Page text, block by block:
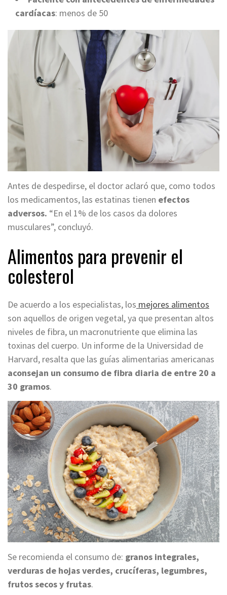
cardíacas: menos de 50
Antes de despedirse, el doctor aclaró que, como todos
los medicamentos, las estatinas tienen efectos
adversos. “En el 1% de los casos da dolores
musculares”, concluyó.
Alimentos para prevenir el
colesterol
De acuerdo a los especialistas, los mejores alimentos
son aquellos de origen vegetal, ya que presentan altos
niveles de fibra, un macronutriente que elimina las
toxinas del cuerpo. Un informe de la Universidad de
Harvard, resalta que las guías alimentarias americanas
aconsejan un consumo de fibra diaria de entre 20 a
30 gramos.
Se recomienda el consumo de: granos integrales,
verduras de hojas verdes, crucíferas, legumbres,
frutos secos y frutas.